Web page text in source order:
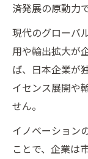
済発展の原動力
現代のグローバ
用や輸出拡大が
ば、日本企業が
イセンス展開や
せん。
イノベーション
ことで、企業は